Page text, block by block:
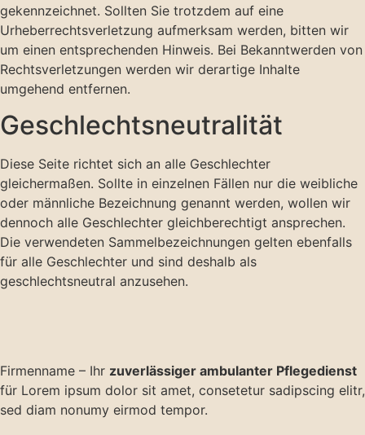
gekennzeichnet. Sollten Sie trotzdem auf eine
Urheberrechtsverletzung aufmerksam werden, bitten wir
um einen entsprechenden Hinweis. Bei Bekanntwerden von
Rechtsverletzungen werden wir derartige Inhalte
umgehend entfernen.
Geschlechts­neutralität
Diese Seite richtet sich an alle Geschlechter
gleichermaßen. Sollte in einzelnen Fällen nur die weibliche
oder männliche Bezeichnung genannt werden, wollen wir
dennoch alle Geschlechter gleichberechtigt ansprechen.
Die verwendeten Sammelbezeichnungen gelten ebenfalls
für alle Geschlechter und sind deshalb als
geschlechtsneutral anzusehen.
Firmenname – Ihr zuver­lässiger ambulanter Pfle­ge­dienst
für Lorem ipsum dolor sit amet, consetetur sadi­pscing elitr,
sed diam nonumy eirmod tempor.